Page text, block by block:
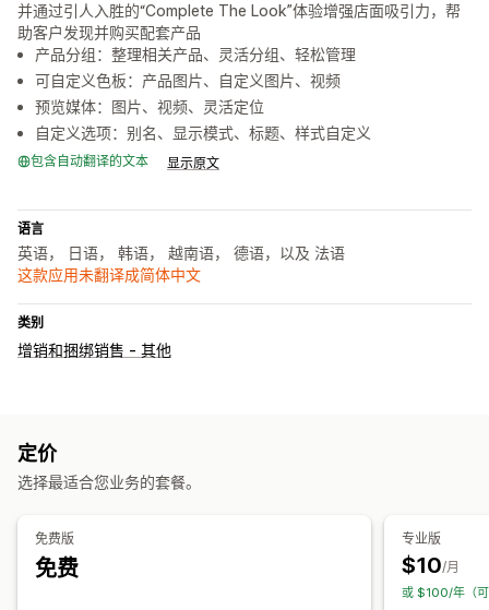
并通过引人入胜的“Complete The Look”体验增强店面吸引力，帮
助客户发现并购买配套产品
产品分组：整理相关产品、灵活分组、轻松管理
可自定义色板：产品图片、自定义图片、视频
预览媒体：图片、视频、灵活定位
自定义选项：别名、显示模式、标题、样式自定义
包含自动翻译的文本 显示原文
语言
英语， 日语， 韩语， 越南语， 德语，以及 法语
这款应用未翻译成简体中文
类别
增销和捆绑销售 - 其他
定价
选择最适合您业务的套餐。
免费版
免费
专业版
$10/月
或 $100/年（